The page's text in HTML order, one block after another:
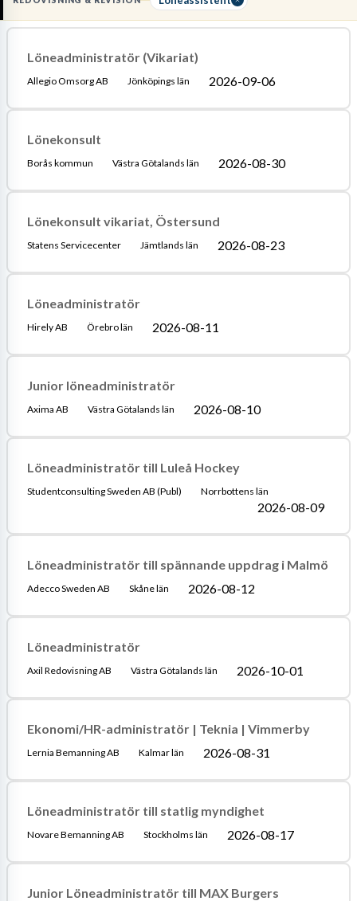
förståelse försvenska kollektivavtaloch skatteregler. Arbetet
limpa och säkerställa att lagar och regler efterlevs.
Läs mer om yrket:
Löneadministratör (Vikariat)
Allegio Omsorg AB Jönköpings län 2026-09-06
Lönekonsult
Borås kommun Västra Götalands län 2026-08-30
Lönekonsult vikariat, Östersund
Statens Servicecenter Jämtlands län 2026-08-23
Löneadministratör
Hirely AB Örebro län 2026-08-11
Junior löneadministratör
Axima AB Västra Götalands län 2026-08-10
Löneadministratör till Luleå Hockey
Studentconsulting Sweden AB (Publ) Norrbottens län
2026-08-09
Löneadministratör till spännande uppdrag i Malmö
Adecco Sweden AB Skåne län 2026-08-12
Löneadministratör
Axil Redovisning AB Västra Götalands län 2026-10-01
Ekonomi/HR-administratör | Teknia | Vimmerby
Lernia Bemanning AB Kalmar län 2026-08-31
Löneadministratör till statlig myndighet
Novare Bemanning AB Stockholms län 2026-08-17
Junior Löneadministratör till MAX Burgers